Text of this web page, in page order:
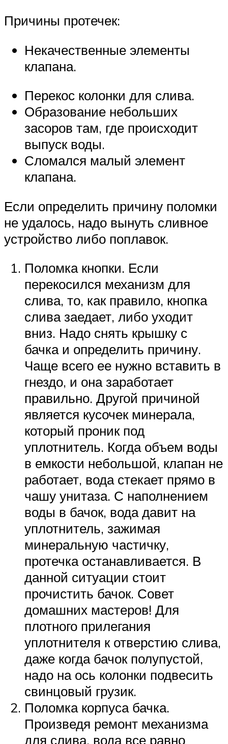
Причины протечек:
Некачественные элементы
клапана.
Перекос колонки для слива.
Образование небольших
засоров там, где происходит
выпуск воды.
Сломался малый элемент
клапана.
Если определить причину поломки
не удалось, надо вынуть сливное
устройство либо поплавок.
Поломка кнопки. Если
перекосился механизм для
слива, то, как правило, кнопка
слива заедает, либо уходит
вниз. Надо снять крышку с
бачка и определить причину.
Чаще всего ее нужно вставить в
гнездо, и она заработает
правильно. Другой причиной
является кусочек минерала,
который проник под
уплотнитель. Когда объем воды
в емкости небольшой, клапан не
работает, вода стекает прямо в
чашу унитаза. С наполнением
воды в бачок, вода давит на
уплотнитель, зажимая
минеральную частичку,
протечка останавливается. В
данной ситуации стоит
прочистить бачок. Совет
домашних мастеров! Для
плотного прилегания
уплотнителя к отверстию слива,
даже когда бачок полупустой,
надо на ось колонки подвесить
свинцовый грузик.
Поломка корпуса бачка.
Произведя ремонт механизма
для слива, вода все равно